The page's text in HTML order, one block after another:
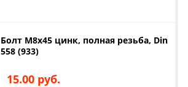
Болт М8х45 цинк, полная резьба, Din
558 (933)
15.00 руб.